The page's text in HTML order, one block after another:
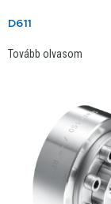
D611
Tovább olvasom